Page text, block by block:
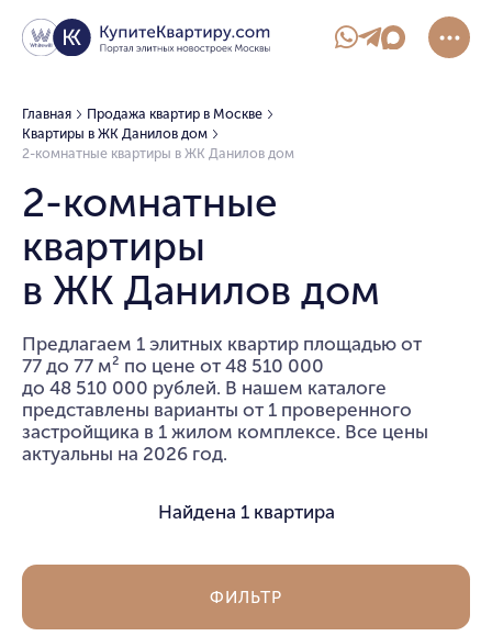
Главная
Продажа квартир в Москве
Квартиры в ЖК Данилов дом
2-комнатные квартиры в ЖК Данилов дом
2-комнатные
квартиры
в ЖК Данилов дом
Предлагаем 1 элитных квартир площадью от
77 до 77 м² по цене от 48 510 000
до 48 510 000 рублей. В нашем каталоге
представлены варианты от 1 проверенного
застройщика в 1 жилом комплексе. Все цены
актуальны на 2026 год.
Найдена 1 квартира
ФИЛЬТР